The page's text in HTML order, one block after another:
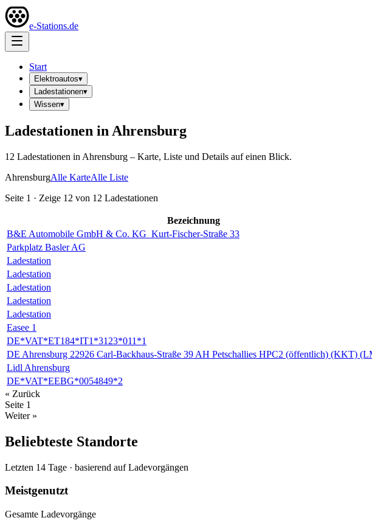
e-Stations.de
Start
Elektroautos▾
Ladestationen▾
Wissen▾
Ladestationen in Ahrensburg
12 Ladestationen in Ahrensburg – Karte, Liste und Details auf einen Blick.
AhrensburgAlle KarteAlle Liste
Seite 1 · Zeige 12 von 12 Ladestationen
Bezeichnung
B&E Automobile GmbH & Co. KG_Kurt-Fischer-Straße 33
Parkplatz Basler AG
Ladestation
Ladestation
Ladestation
Ladestation
Ladestation
Easee 1
DE*VAT*ET184*IT1*3123*011*1
DE Ahrensburg 22926 Carl-Backhaus-Straße 39 AH Petschallies HPC2 (öffentlich) (KKT)
Lidl Ahrensburg
DE*VAT*EEBG*0054849*2
« Zurück
Seite 1
Weiter »
Beliebteste Standorte
Letzten 14 Tage · basierend auf Ladevorgängen
Meistgenutzt
Gesamte Ladevorgänge